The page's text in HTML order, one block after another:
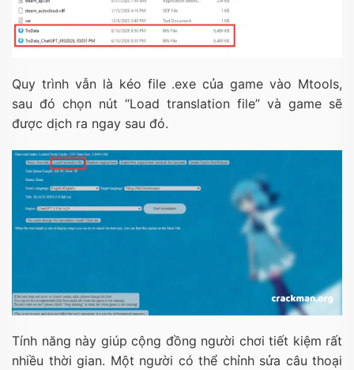
Quy trình vẫn là kéo file .exe của game vào Mtools,
sau đó chọn nút “Load translation file” và game sẽ
được dịch ra ngay sau đó.
Tính năng này giúp cộng đồng người chơi tiết kiệm rất
nhiều thời gian. Một người có thể chỉnh sửa câu thoại